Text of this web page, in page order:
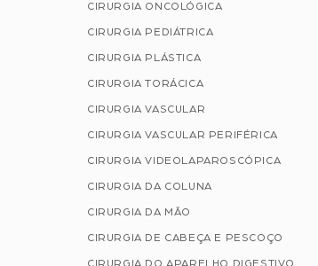
CIRURGIA ONCOLÓGICA
CIRURGIA PEDIÁTRICA
CIRURGIA PLÁSTICA
CIRURGIA TORÁCICA
CIRURGIA VASCULAR
CIRURGIA VASCULAR PERIFÉRICA
CIRURGIA VIDEOLAPAROSCÓPICA
CIRURGIA DA COLUNA
CIRURGIA DA MÃO
CIRURGIA DE CABEÇA E PESCOÇO
CIRURGIA DO APARELHO DIGESTIVO